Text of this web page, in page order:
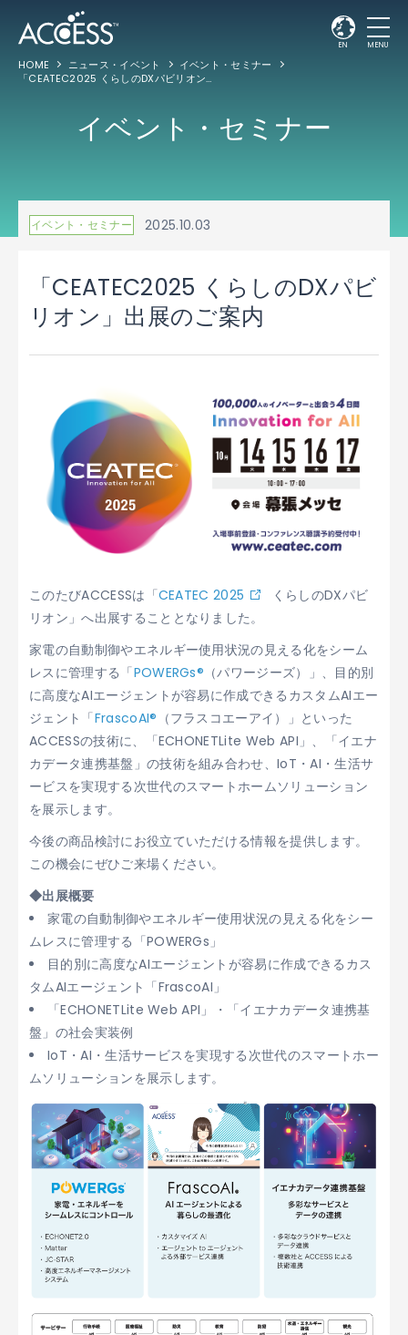
EN MENU
HOME ニュース・イベント
イベント・セミナー
「CEATEC2025 くらしのDXパビリオン」出展のご案内
イベント・セミナー
イベント・セミナー 2025.10.03
「CEATEC2025 くらしのDXパビ
リオン」出展のご案内
このたびACCESSは「CEATEC 2025
くらしのDXパビ
リオン」へ出展することとなりました。
家電の自動制御やエネルギー使用状況の見える化をシーム
レスに管理する「POWERGs® （パワージーズ）」、目的別
に高度なAIエージェントが容易に作成できるカスタムAIエー
ジェント「FrascoAI® （フラスコエーアイ）」といった
ACCESSの技術に、「ECHONETLite Web API」、「イエナ
カデータ連携基盤」の技術を組み合わせ、IoT・AI・生活サ
ービスを実現する次世代のスマートホームソリューション
を展示します。
今後の商品検討にお役立ていただける情報を提供します。
この機会にぜひご来場ください。
◆出展概要
家電の自動制御やエネルギー使用状況の見える化をシー
ムレスに管理する「POWERGs」
目的別に高度なAIエージェントが容易に作成できるカス
タムAIエージェント「FrascoAI」
「ECHONETLite Web API」・「イエナカデータ連携基
盤」の社会実装例
IoT・AI・生活サービスを実現する次世代のスマートホー
ムソリューションを展示します。